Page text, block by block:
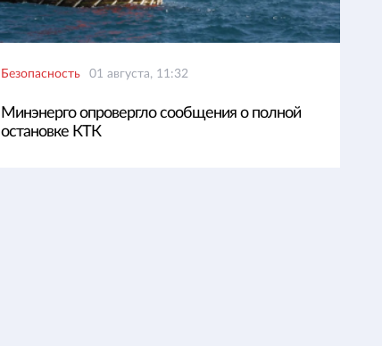
Безопасность 01 августа, 11:32
Минэнерго опровергло сообщения о полной
остановке КТК